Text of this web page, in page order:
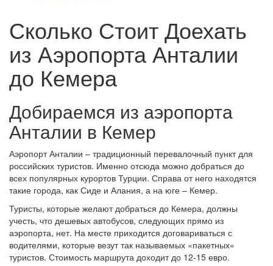
Сколько Стоит Доехать
из Аэропорта Анталии
до Кемера
Добираемся из аэропорта
Анталии в Кемер
Аэропорт Анталии – традиционный перевалочный пункт для
российских туристов. Именно отсюда можно добраться до
всех популярных курортов Турции. Справа от него находятся
такие города, как Сиде и Алания, а на юге – Кемер.
Туристы, которые желают добраться до Кемера, должны
учесть, что дешевых автобусов, следующих прямо из
аэропорта, нет. На месте приходится договариваться с
водителями, которые везут так называемых «пакетных»
туристов. Стоимость маршрута доходит до 12-15 евро.